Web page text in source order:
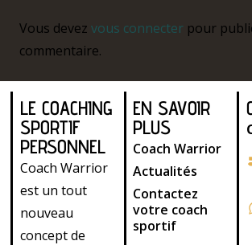
Vous devez vous connecter pour
commentaire.
LE COACHING
SPORTIF
PERSONNEL
Coach Warrior
est un tout
nouveau
concept de
EN SAVOIR
PLUS
Coach Warrior
Actualités
Contactez
votre coach
sportif